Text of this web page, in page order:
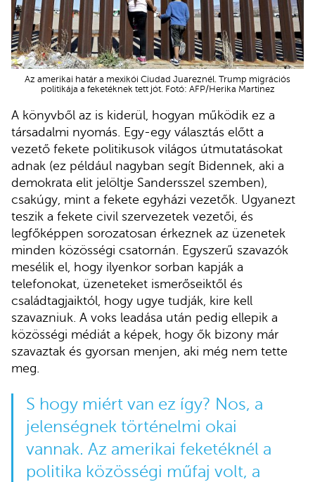
Az amerikai határ a mexikói Ciudad Juareznél. Trump migrációs
politikája a feketéknek tett jót. Fotó: AFP/Herika Martinez
A könyvből az is kiderül, hogyan működik ez a
társadalmi nyomás. Egy-egy választás előtt a
vezető fekete politikusok világos útmutatásokat
adnak (ez például nagyban segít Bidennek, aki a
demokrata elit jelöltje Sandersszel szemben),
csakúgy, mint a fekete egyházi vezetők. Ugyanezt
teszik a fekete civil szervezetek vezetői, és
legfőképpen sorozatosan érkeznek az üzenetek
minden közösségi csatornán. Egyszerű szavazók
mesélik el, hogy ilyenkor sorban kapják a
telefonokat, üzeneteket ismerőseiktől és
családtagjaiktól, hogy ugye tudják, kire kell
szavazniuk. A voks leadása után pedig ellepik a
közösségi médiát a képek, hogy ők bizony már
szavaztak és gyorsan menjen, aki még nem tette
meg.
S hogy miért van ez így? Nos, a
jelenségnek történelmi okai
vannak. Az amerikai feketéknél a
politika közösségi műfaj volt, a